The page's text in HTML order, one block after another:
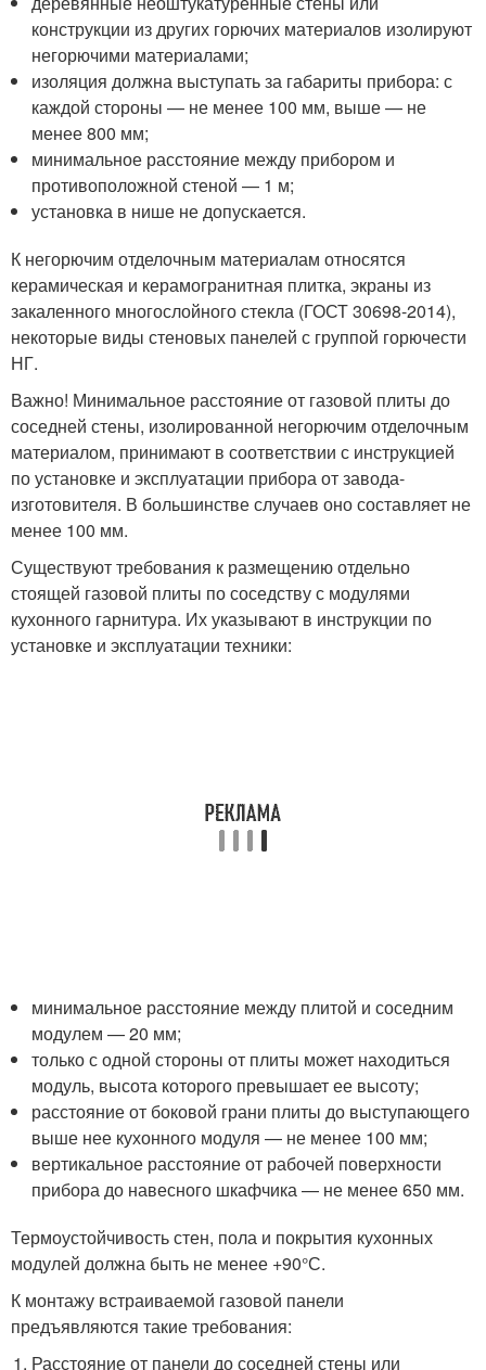
конструкции из других горючих материалов изолируют
негорючими материалами;
изоляция должна выступать за габариты прибора: с
каждой стороны — не менее 100 мм, выше — не
менее 800 мм;
минимальное расстояние между прибором и
противоположной стеной — 1 м;
установка в нише не допускается.
К негорючим отделочным материалам относятся
керамическая и керамогранитная плитка, экраны из
закаленного многослойного стекла (ГОСТ 30698-2014),
некоторые виды стеновых панелей с группой горючести
НГ.
Важно! Минимальное расстояние от газовой плиты до
соседней стены, изолированной негорючим отделочным
материалом, принимают в соответствии с инструкцией
по установке и эксплуатации прибора от завода-
изготовителя. В большинстве случаев оно составляет не
менее 100 мм.
Существуют требования к размещению отдельно
стоящей газовой плиты по соседству с модулями
кухонного гарнитура. Их указывают в инструкции по
установке и эксплуатации техники:
минимальное расстояние между плитой и соседним
модулем — 20 мм;
только с одной стороны от плиты может находиться
модуль, высота которого превышает ее высоту;
расстояние от боковой грани плиты до выступающего
выше нее кухонного модуля — не менее 100 мм;
вертикальное расстояние от рабочей поверхности
прибора до навесного шкафчика — не менее 650 мм.
Термоустойчивость стен, пола и покрытия кухонных
модулей должна быть не менее +90°С.
К монтажу встраиваемой газовой панели
предъявляются такие требования:
Расстояние от панели до соседней стены или